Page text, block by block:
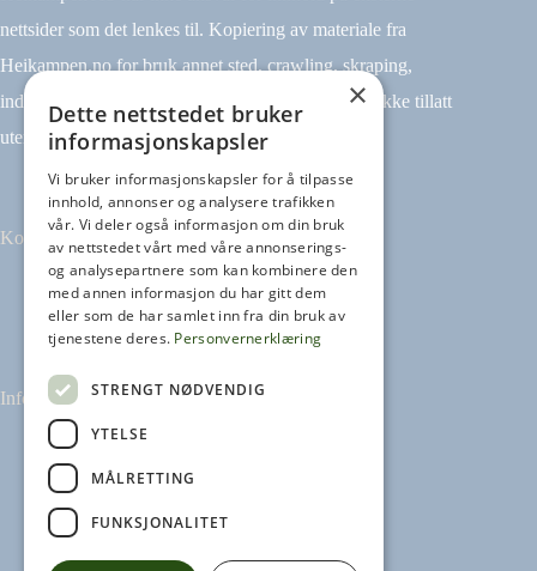
nettsider som det lenkes til. Kopiering av materiale fra
Heikampen.no for bruk annet sted, crawling, skraping,
indeksering (for eksempel tekst og datamining) er ikke tillatt
uten avtale.
Kontakt
Tilbakemeldinger
kontakt@heikampen.no
Informasjon
Leseguide
Personvernerklæring
Informasjonskapsler
×
Dette nettstedet bruker
informasjonskapsler
Vi bruker informasjonskapsler for å tilpasse
innhold, annonser og analysere trafikken
vår. Vi deler også informasjon om din bruk
av nettstedet vårt med våre annonserings-
og analysepartnere som kan kombinere den
med annen informasjon du har gitt dem
eller som de har samlet inn fra din bruk av
tjenestene deres. Personvernerklæring
STRENGT NØDVENDIG
YTELSE
MÅLRETTING
FUNKSJONALITET